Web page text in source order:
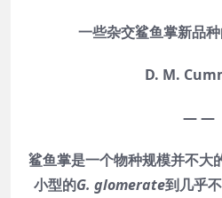
一些杂交鲨鱼掌新品
D. M.
— —
鲨鱼掌是一个物种规模并不大
小型的G. glomerate到几乎